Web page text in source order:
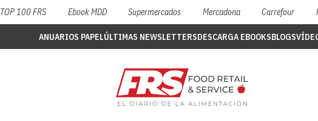
TOP 100 FRS Ebook MDD Supermercados Mercadona Carrefour
ANUARIOS PAPELÚLTIMAS NEWSLETTERSDESCARGA EBOOKSBLOGS